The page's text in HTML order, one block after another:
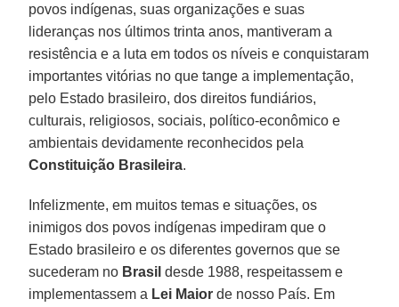
povos indígenas, suas organizações e suas
lideranças nos últimos trinta anos, mantiveram a
resistência e a luta em todos os níveis e conquistaram
importantes vitórias no que tange a implementação,
pelo Estado brasileiro, dos direitos fundiários,
culturais, religiosos, sociais, político-econômico e
ambientais devidamente reconhecidos pela
Constituição Brasileira.
Infelizmente, em muitos temas e situações, os
inimigos dos povos indígenas impediram que o
Estado brasileiro e os diferentes governos que se
sucederam no Brasil desde 1988, respeitassem e
implementassem a Lei Maior de nosso País. Em